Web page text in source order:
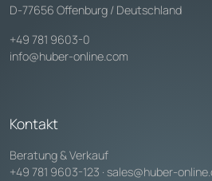
D-77656 Offenburg / Deutschland
+49 781 9603-0
info@huber-online.com
Kontakt
Beratung & Verkauf
+49 781 9603-123 · sales@huber-